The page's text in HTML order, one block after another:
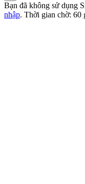
Bạn đã không sử dụng
nhập. Thời gian chờ: 60